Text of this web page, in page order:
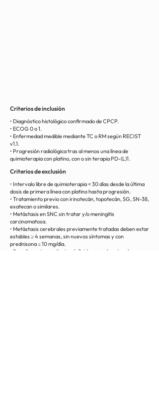
Criterios de inclusión
• Diagnóstico histológico confirmado de CPCP.
• ECOG 0 o 1.
• Enfermedad medible mediante TC o RM según RECIST
v1.1.
• Progresión radiológica tras al menos una línea de
quimioterapia con platino, con o sin terapia PD-(L)1.
Criterios de exclusión
• Intervalo libre de quimioterapia < 30 días desde la última
dosis de primera línea con platino hasta progresión.
• Tratamiento previo con irinotecán, topotecán, SG, SN-38,
exatecan o similares.
• Metástasis en SNC sin tratar y/o meningitis
carcinomatosa.
• Metástasis cerebrales previamente tratadas deben estar
estables ≥ 4 semanas, sin nuevos síntomas y con
prednisona ≤ 10 mg/día.
• Se aplican otros criterios definidos por el protocolo.